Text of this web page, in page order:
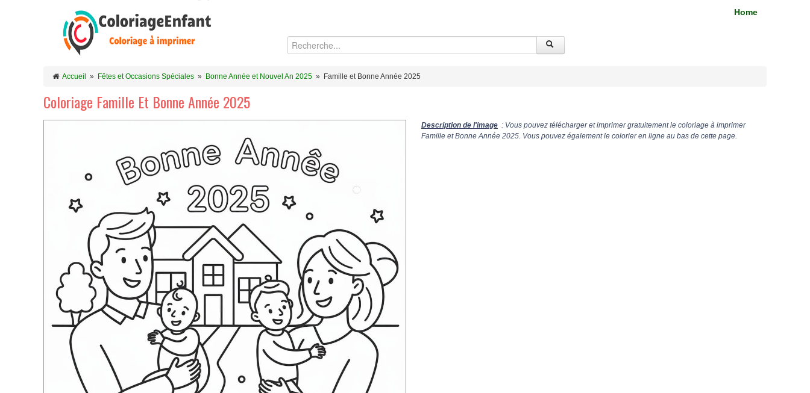
Home
Accueil » Fêtes et Occasions Spéciales » Bonne Année et Nouvel An 2025 » Famille et Bonne Année 2025
Coloriage Famille Et Bonne Année 2025
Description de l'image : Vous pouvez télécharger et imprimer gratuitement le coloriage à imprimer
Famille et Bonne Année 2025. Vous pouvez également le colorier en ligne au bas de cette page.